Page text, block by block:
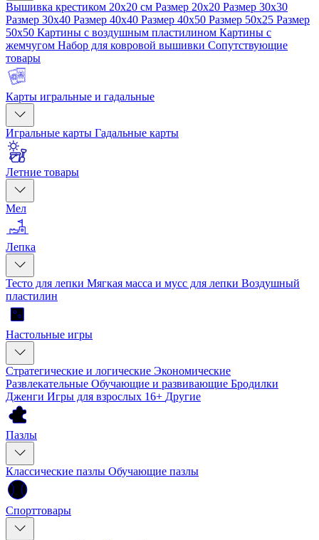
Вышивка крестиком 20x20 см Размер 20x20 Размер 30x30
Размер 30x40 Размер 40x40 Размер 40x50 Размер 50x25 Размер
50x50 Картины с воздушным пластилином Картины с
жемчугом Набор для ковровой вышивки Сопутствующие
товары
Карты игральные и гадальные
Игральные карты Гадальные карты
Летние товары
Мел
Лепка
Тесто для лепки Мягкая масса и мусс для лепки Воздушный
пластилин
Настольные игры
Стратегические и логические Экономические
Развлекательные Обучающие и развивающие Бродилки
Дженги Игры для взрослых 16+ Другие
Пазлы
Классические пазлы Обучающие пазлы
Спорттовары